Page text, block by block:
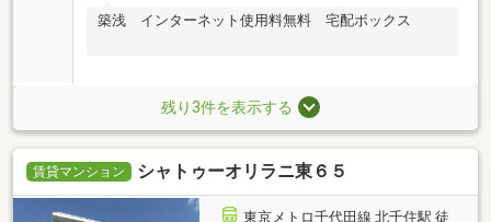
築浅 インターネット使用料無料 宅配ボックス
残り3件を表示する
賃貸マンション シャトゥーオリラニ東６５
東京メトロ千代田線 北千住駅 徒